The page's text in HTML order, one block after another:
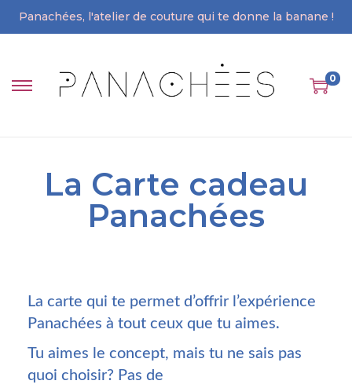
Panachées, l'atelier de couture qui te donne la banane !
0
La Carte cadeau
Panachées
La carte qui te permet d’offrir l’expérience
Panachées à tout ceux que tu aimes.
Tu aimes le concept, mais tu ne sais pas
quoi choisir? Pas de